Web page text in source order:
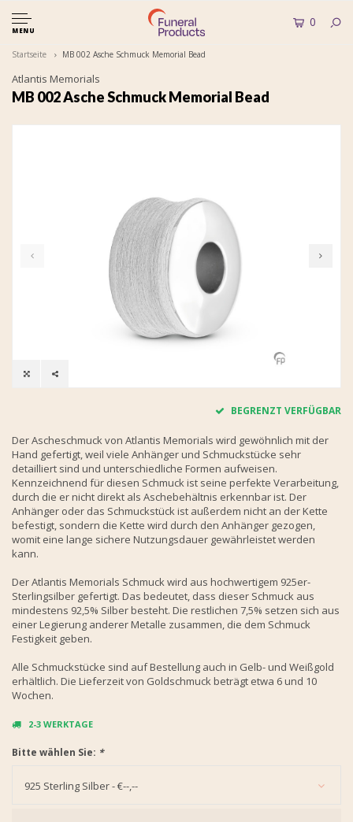
MENU
0
Startseite MB 002 Asche Schmuck Memorial Bead
Atlantis Memorials
MB 002 Asche Schmuck Memorial Bead
BEGRENZT VERFÜGBAR
Der Ascheschmuck von Atlantis Memorials wird gewöhnlich mit der
Hand gefertigt, weil viele Anhänger und Schmuckstücke sehr
detailliert sind und unterschiedliche Formen aufweisen.
Kennzeichnend für diesen Schmuck ist seine perfekte Verarbeitung,
durch die er nicht direkt als Aschebehältnis erkennbar ist. Der
Anhänger oder das Schmuckstück ist außerdem nicht an der Kette
befestigt, sondern die Kette wird durch den Anhänger gezogen,
womit eine lange sichere Nutzungsdauer gewährleistet werden
kann.
Der Atlantis Memorials Schmuck wird aus hochwertigem 925er-
Sterlingsilber gefertigt. Das bedeutet, dass dieser Schmuck aus
mindestens 92,5% Silber besteht. Die restlichen 7,5% setzen sich aus
einer Legierung anderer Metalle zusammen, die dem Schmuck
Festigkeit geben.
Alle Schmuckstücke sind auf Bestellung auch in Gelb- und Weißgold
erhältlich. Die Lieferzeit von Goldschmuck beträgt etwa 6 und 10
Wochen.
2-3 WERKTAGE
Bitte wählen Sie: *
925 Sterling Silber - €--,--